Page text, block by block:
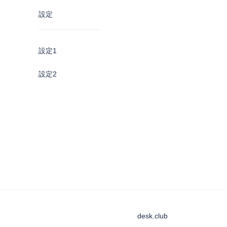
設定
設定1
設定2
desk.club